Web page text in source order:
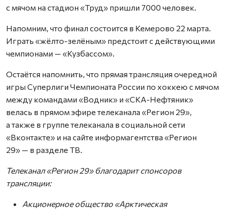
с мячом на стадион «Труд» пришли 7000 человек.
Напомним, что финал состоится в Кемерово 22 марта.
Играть «жёлто-зелёным» предстоит с действующими
чемпионами — «Кузбассом».
Остаётся напомнить, что прямая трансляция очередной
игры Суперлиги Чемпионата России по хоккею с мячом
между командами «Водник» и «СКА-Нефтяник»
велась в прямом эфире телеканала «Регион 29»,
а также в группе телеканала в социальной сети
«Вконтакте» и на сайте информагентства «Регион
29» — в разделе ТВ.
Телеканал «Регион 29» благодарит спонсоров
трансляции:
Акционерное общество «Арктическая